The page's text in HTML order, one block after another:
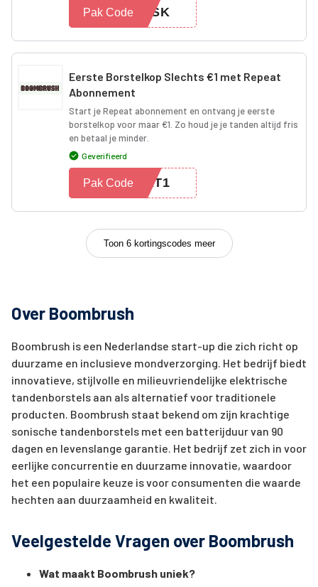
T8SK
Pak Code
Eerste Borstelkop Slechts €1 met Repeat
Abonnement
Start je Repeat abonnement en ontvang je eerste
borstelkop voor maar €1. Zo houd je je tanden altijd fris
en betaal je minder.
Geverifieerd
EAT1
Pak Code
Toon 6 kortingscodes meer
Over Boombrush
Boombrush is een Nederlandse start-up die zich richt op
duurzame en inclusieve mondverzorging. Het bedrijf biedt
innovatieve, stijlvolle en milieuvriendelijke elektrische
tandenborstels aan als alternatief voor traditionele
producten. Boombrush staat bekend om zijn krachtige
sonische tandenborstels met een batterijduur van 90
dagen en levenslange garantie. Het bedrijf zet zich in voor
eerlijke concurrentie en duurzame innovatie, waardoor
het een populaire keuze is voor consumenten die waarde
hechten aan duurzaamheid en kwaliteit.
Veelgestelde Vragen over Boombrush
Wat maakt Boombrush uniek?